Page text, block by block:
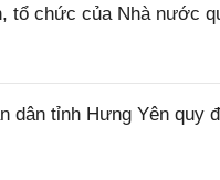
tổ chức của Nhà nước
dân tỉnh Hưng Yên quy